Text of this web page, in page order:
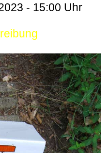
- 15:00 Uhr